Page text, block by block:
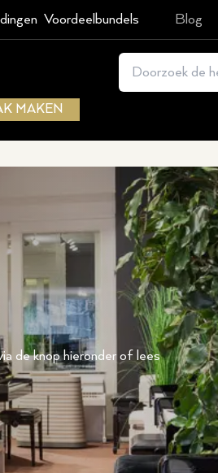
Voordeelbundels Blog
MAKEN
de knop hieronder of lees